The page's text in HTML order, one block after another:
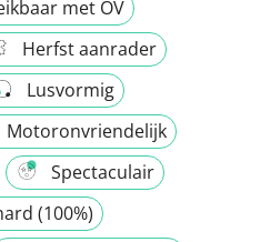
met OV
Herfst aanrader
Lusvormig
Motoronvriendelijk
Spectaculair
(100%)